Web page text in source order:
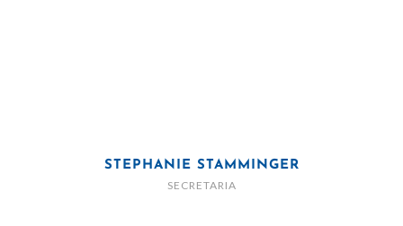
STEPHANIE STAMMINGER
SECRETARIA